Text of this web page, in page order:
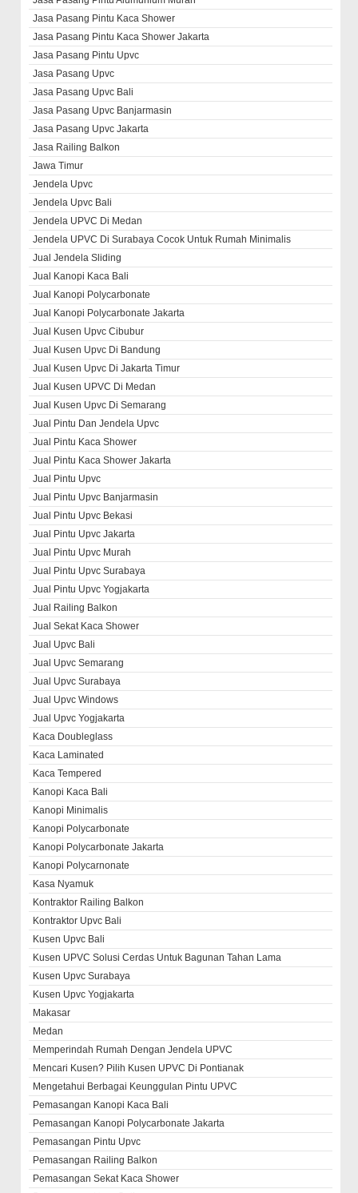
Jasa Pasang Pintu Kaca Shower
Jasa Pasang Pintu Kaca Shower Jakarta
Jasa Pasang Pintu Upvc
Jasa Pasang Upvc
Jasa Pasang Upvc Bali
Jasa Pasang Upvc Banjarmasin
Jasa Pasang Upvc Jakarta
Jasa Railing Balkon
Jawa Timur
Jendela Upvc
Jendela Upvc Bali
Jendela UPVC Di Medan
Jendela UPVC Di Surabaya Cocok Untuk Rumah Minimalis
Jual Jendela Sliding
Jual Kanopi Kaca Bali
Jual Kanopi Polycarbonate
Jual Kanopi Polycarbonate Jakarta
Jual Kusen Upvc Cibubur
Jual Kusen Upvc Di Bandung
Jual Kusen Upvc Di Jakarta Timur
Jual Kusen UPVC Di Medan
Jual Kusen Upvc Di Semarang
Jual Pintu Dan Jendela Upvc
Jual Pintu Kaca Shower
Jual Pintu Kaca Shower Jakarta
Jual Pintu Upvc
Jual Pintu Upvc Banjarmasin
Jual Pintu Upvc Bekasi
Jual Pintu Upvc Jakarta
Jual Pintu Upvc Murah
Jual Pintu Upvc Surabaya
Jual Pintu Upvc Yogjakarta
Jual Railing Balkon
Jual Sekat Kaca Shower
Jual Upvc Bali
Jual Upvc Semarang
Jual Upvc Surabaya
Jual Upvc Windows
Jual Upvc Yogjakarta
Kaca Doubleglass
Kaca Laminated
Kaca Tempered
Kanopi Kaca Bali
Kanopi Minimalis
Kanopi Polycarbonate
Kanopi Polycarbonate Jakarta
Kanopi Polycarnonate
Kasa Nyamuk
Kontraktor Railing Balkon
Kontraktor Upvc Bali
Kusen Upvc Bali
Kusen UPVC Solusi Cerdas Untuk Bagunan Tahan Lama
Kusen Upvc Surabaya
Kusen Upvc Yogjakarta
Makasar
Medan
Memperindah Rumah Dengan Jendela UPVC
Mencari Kusen? Pilih Kusen UPVC Di Pontianak
Mengetahui Berbagai Keunggulan Pintu UPVC
Pemasangan Kanopi Kaca Bali
Pemasangan Kanopi Polycarbonate Jakarta
Pemasangan Pintu Upvc
Pemasangan Railing Balkon
Pemasangan Sekat Kaca Shower